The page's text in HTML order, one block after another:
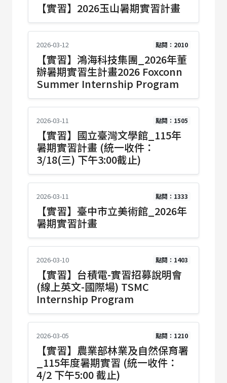
【實習】2026玉山暑期實習計畫
2026-03-12 點閱：2010
【實習】鴻海科技集團_2026年董
辦暑期實習生計畫2026 Foxconn
Summer Internship Program
2026-03-11 點閱：1505
【實習】國立臺灣文學館_115年
暑期實習計畫 (統一收件：
3/18(三) 下午3:00截止)
2026-03-11 點閱：1333
【實習】臺中市立美術館_2026年
暑期實習計畫
2026-03-10 點閱：1403
【實習】台積電-實習招募說明會
(線上英文-國際場) TSMC
Internship Program
2026-03-05 點閱：1210
【實習】農業部林業及自然保育署
_115年度暑期實習 (統一收件：
4/2 下午5:00 截止)